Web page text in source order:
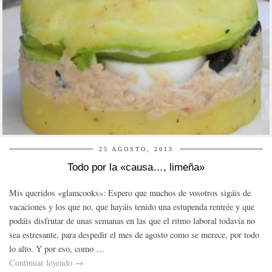
25 AGOSTO, 2013
Todo por la «causa…, limeña»
Mis queridos «glamcooks»: Espero que muchos de vosotros sigáis de
vacaciones y los que no, que hayáis tenido una estupenda rentrée y que
podáis disfrutar de unas semanas en las que el ritmo laboral todavía no
sea estresante, para despedir el mes de agosto como se merece, por todo
lo alto. Y por eso, como …
Continuar leyendo →